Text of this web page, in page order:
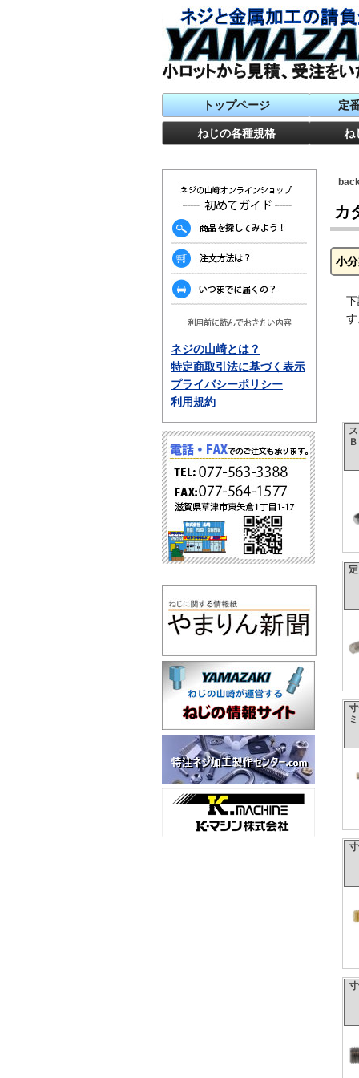
トップページ 定
ねじの各種規格 ね
ネジの山崎とは？
特定商取引法に基づく表示
プライバシーポリシー
利用規約
カ
小
す